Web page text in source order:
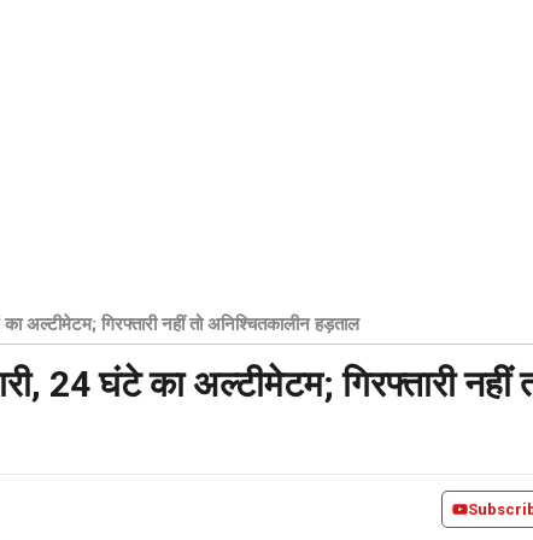
अल्टीमेटम; गिरफ्तारी नहीं तो अनिश्चितकालीन हड़ताल
24 घंटे का अल्टीमेटम; गिरफ्तारी नहीं